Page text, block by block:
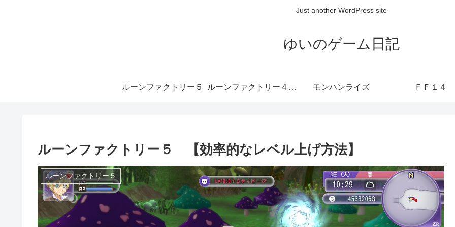
Just another WordPress site
ゆいのゲーム日記
ルーンファクトリー５ ルーンファクトリー４ SP モンハンライズ ＦＦ１４
ルーンファクトリー５ 【効率的なレベル上げ方法】
ルーンファクトリー５